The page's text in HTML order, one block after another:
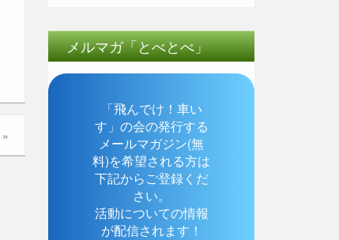
»
メルマガ「とべとべ」
「飛んでけ！車い
す」の会の発行する
メールマガジン(無
料)を希望される方は
下記からご登録くだ
さい。
活動についての情報
が配信されます！